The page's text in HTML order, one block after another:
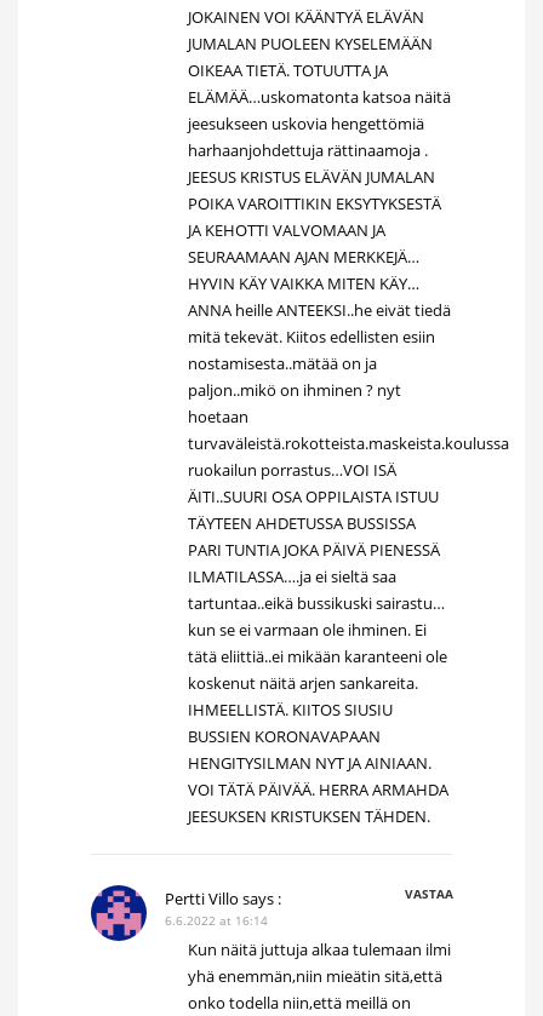
JOKAINEN VOI KÄÄNTYÄ ELÄVÄN
JUMALAN PUOLEEN KYSELEMÄÄN
OIKEAA TIETÄ. TOTUUTTA JA
ELÄMÄÄ…uskomatonta katsoa näitä
jeesukseen uskovia hengettömiä
harhaanjohdettuja rättinaamoja .
JEESUS KRISTUS ELÄVÄN JUMALAN
POIKA VAROITTIKIN EKSYTYKSESTÄ
JA KEHOTTI VALVOMAAN JA
SEURAAMAAN AJAN MERKKEJÄ…
HYVIN KÄY VAIKKA MITEN KÄY…
ANNA heille ANTEEKSI..he eivät tiedä
mitä tekevät. Kiitos edellisten esiin
nostamisesta..mätää on ja
paljon..mikö on ihminen ? nyt
hoetaan
turvaväleistä.rokotteista.maskeista.koulussa
ruokailun porrastus…VOI ISÄ
ÄITI..SUURI OSA OPPILAISTA ISTUU
TÄYTEEN AHDETUSSA BUSSISSA
PARI TUNTIA JOKA PÄIVÄ PIENESSÄ
ILMATILASSA….ja ei sieltä saa
tartuntaa..eikä bussikuski sairastu…
kun se ei varmaan ole ihminen. Ei
tätä eliittiä..ei mikään karanteeni ole
koskenut näitä arjen sankareita.
IHMEELLISTÄ. KIITOS SIUSIU
BUSSIEN KORONAVAPAAN
HENGITYSILMAN NYT JA AINIAAN.
VOI TÄTÄ PÄIVÄÄ. HERRA ARMAHDA
JEESUKSEN KRISTUKSEN TÄHDEN.
Pertti Villo says :
VASTAA
6.6.2022 at 16:14
Kun näitä juttuja alkaa tulemaan ilmi
yhä enemmän,niin mieätin sitä,että
onko todella niin,että meillä on